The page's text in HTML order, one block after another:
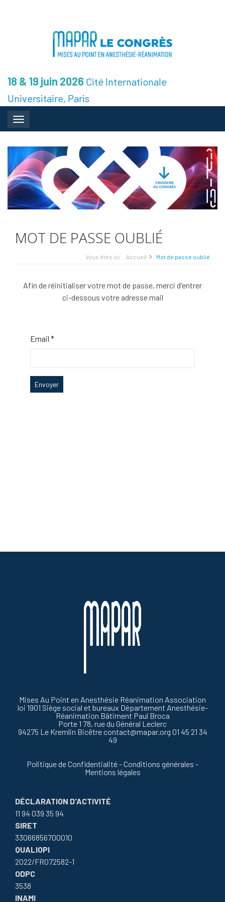
18 & 19 juin 2026 Cité Internationale
Universitaire, Paris
Toggle navigation
MOT DE PASSE OUBLIÉ
Vous êtes ici: Accueil Mot de passe oublié
Afin de réinitialiser votre mot de passe, merci d'entrer
ci-dessous votre adresse mail
Email *
Mises Au Point en Anesthésie Réanimation Association
loi 1901 Siège social et bureaux Département Anesthésie-
Réanimation Bâtiment Paul Broca
Porte 1 78, rue du Général Leclerc
94275 Le Kremlin Bicêtrecontact@mapar.org 01 45 21 34
49
Politique de Confidentialité-Conditions générales -
Mentions légales
DÉCLARATION D'ACTIVITÉ
11 94 039 35 94
SIRET
33066856700010
QUALIOPI
2022/FR072582-1
ODPC
3538
INAMI